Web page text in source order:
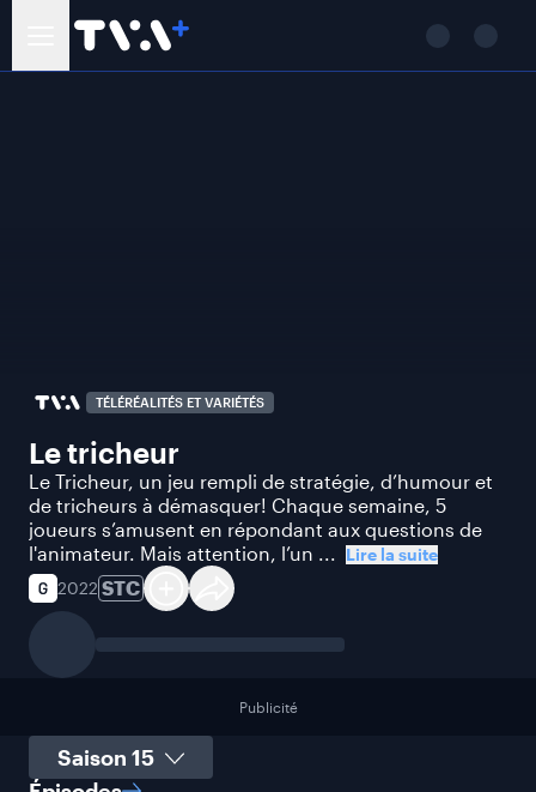
TÉLÉRÉALITÉS ET VARIÉTÉS
Le tricheur
Le Tricheur, un jeu rempli de stratégie, d’humour et
de tricheurs à démasquer! Chaque semaine, 5
joueurs s’amusent en répondant aux questions de
l'animateur. Mais attention, l’un ... Lire la suite
2022 STC
Publicité
Sélectionner une saison